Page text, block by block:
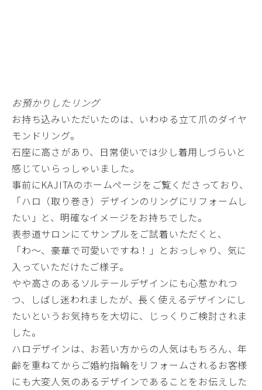
お預かりしたリング
お持ち込みいただいたのは、いわゆる立て爪のダイヤ
モンドリング。
石座に高さがあり、日常使いでは少し着用しづらいと
感じていらっしゃいました。
事前にKAJITAのホームページをご覧くださっており、
「ハロ（取り巻き）デザインのリングにリフォームし
たい」と、明確なイメージをお持ちでした。
表参道サロンにてサンプルをご試着いただくと、
「わ〜、豪華で可愛いですね！」とおっしゃり、気に
入っていただけたご様子。
やや高さのあるソルテールデザインにも心惹かれつ
つ、しばし迷われましたが、長く使えるデザインにし
たいというお気持ちを大切に、じっくりご検討されま
した。
ハロデザインは、お若い方からの人気はもちろん、年
齢を重ねてからご婚約指輪をリフォームされるお客様
にも大変人気のあるデザインであることをお伝えした